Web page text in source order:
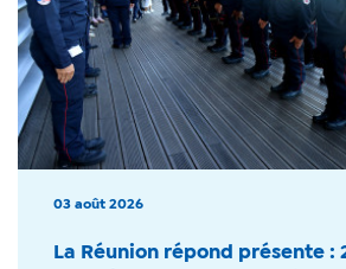
03 août 2026
La Réunion répond présente :